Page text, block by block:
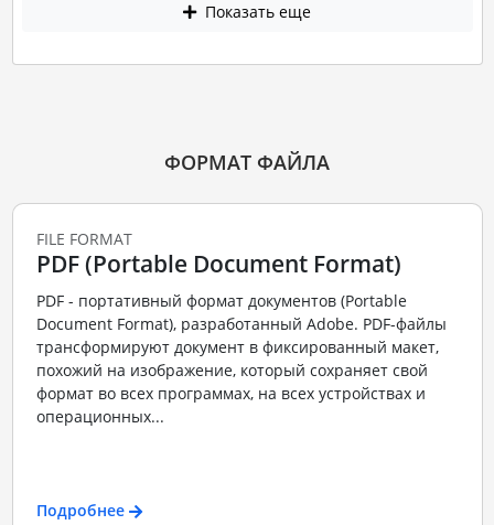
Показать еще
ФОРМАТ ФАЙЛА
FILE FORMAT
PDF (Portable Document Format)
PDF - портативный формат документов (Portable
Document Format), разработанный Adobe. PDF-файлы
трансформируют документ в фиксированный макет,
похожий на изображение, который сохраняет свой
формат во всех программах, на всех устройствах и
операционных...
Подробнее